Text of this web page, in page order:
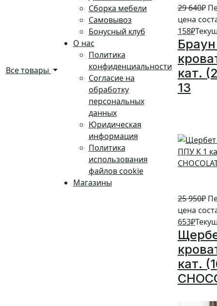
Все товары
Сборка мебели
Самовывоз
Бонусный клуб
О нас
Политика
конфиденциальности
Согласие на
обработку
персональных
данных
Юридическая
информация
Политика
использования
файлов cookie
Магазины
29 640₽
цена
158₽
кат.
13
25 950₽
цена
653₽
кат.